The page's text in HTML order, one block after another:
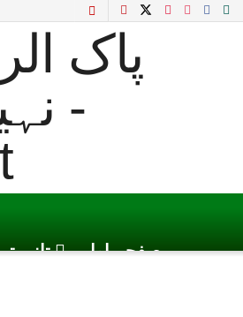
تازہ صفحہ اول